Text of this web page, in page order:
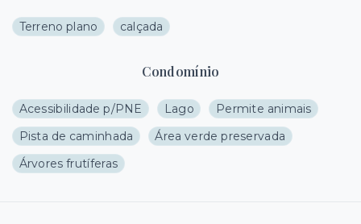
Terreno plano calçada
Condomínio
Acessibilidade p/PNE Lago
Permite animais
Pista de caminhada
Área verde preservada
Árvores frutíferas